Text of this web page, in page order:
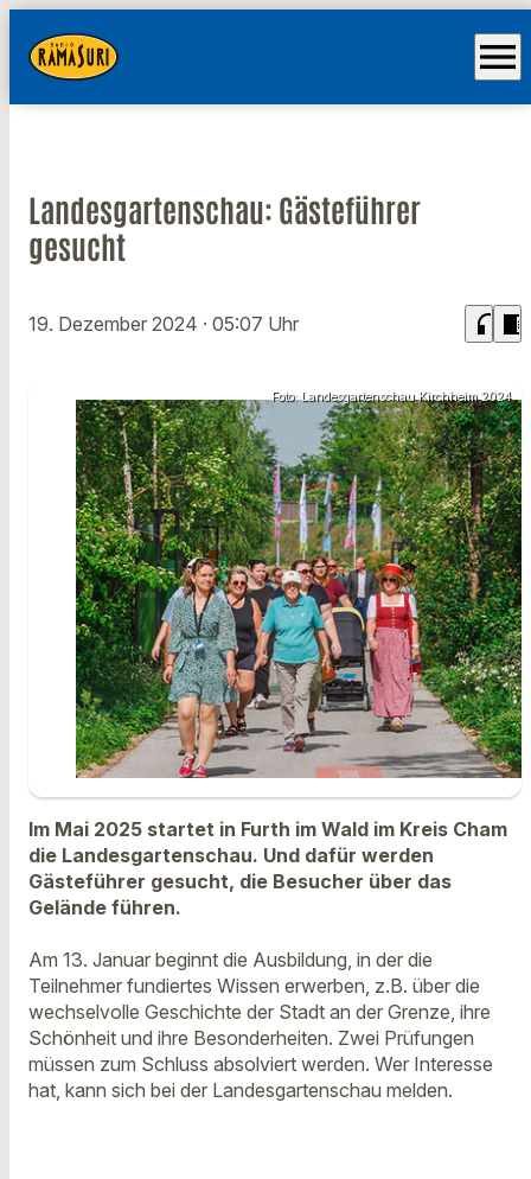
menu
Landesgartenschau: Gästeführer
gesucht
19. Dezember 2024 · 05:07 Uhr headphones chrome_reader_mode
Foto: Landesgartenschau Kirchheim 2024
Im Mai 2025 startet in Furth im Wald im Kreis Cham
die Landesgartenschau. Und dafür werden
Gästeführer gesucht, die Besucher über das
Gelände führen.
Am 13. Januar beginnt die Ausbildung, in der die
Teilnehmer fundiertes Wissen erwerben, z.B. über die
wechselvolle Geschichte der Stadt an der Grenze, ihre
Schönheit und ihre Besonderheiten. Zwei Prüfungen
müssen zum Schluss absolviert werden. Wer Interesse
hat, kann sich bei der Landesgartenschau melden.